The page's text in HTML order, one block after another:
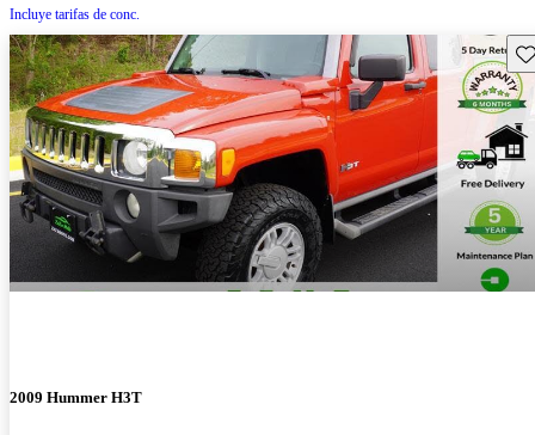
Incluye tarifas de conc.
2009 Hummer H3T